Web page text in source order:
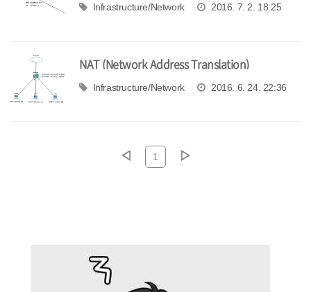
Infrastructure/Network 2016. 7. 2. 18:25
NAT (Network Address Translation)
Infrastructure/Network 2016. 6. 24. 22:36
1